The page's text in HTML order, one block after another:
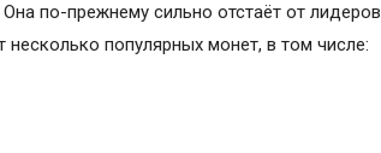
по-прежнему сильно отстаёт от лидеров
популярных монет, в том числе: